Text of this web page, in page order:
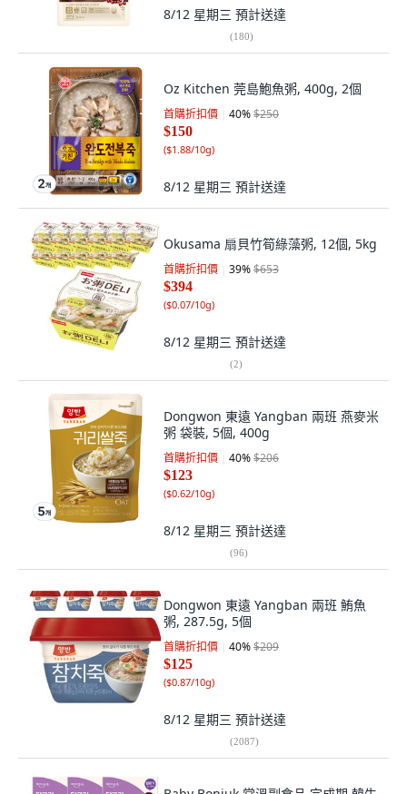
8/12 星期三 預計送達
(180)
Oz Kitchen 莞島鮑魚粥, 400g, 2個
首購折扣價 40%$250
$150
($1.88/10g)
8/12 星期三 預計送達
Okusama 扇貝竹筍綠藻粥, 12個, 5kg
首購折扣價 39%$653
$394
($0.07/10g)
8/12 星期三 預計送達
(2)
Dongwon 東遠 Yangban 兩班 燕麥米
粥 袋裝, 5個, 400g
首購折扣價 40%$206
$123
($0.62/10g)
8/12 星期三 預計送達
(96)
Dongwon 東遠 Yangban 兩班 鮪魚
粥, 287.5g, 5個
首購折扣價 40%$209
$125
($0.87/10g)
8/12 星期三 預計送達
(2087)